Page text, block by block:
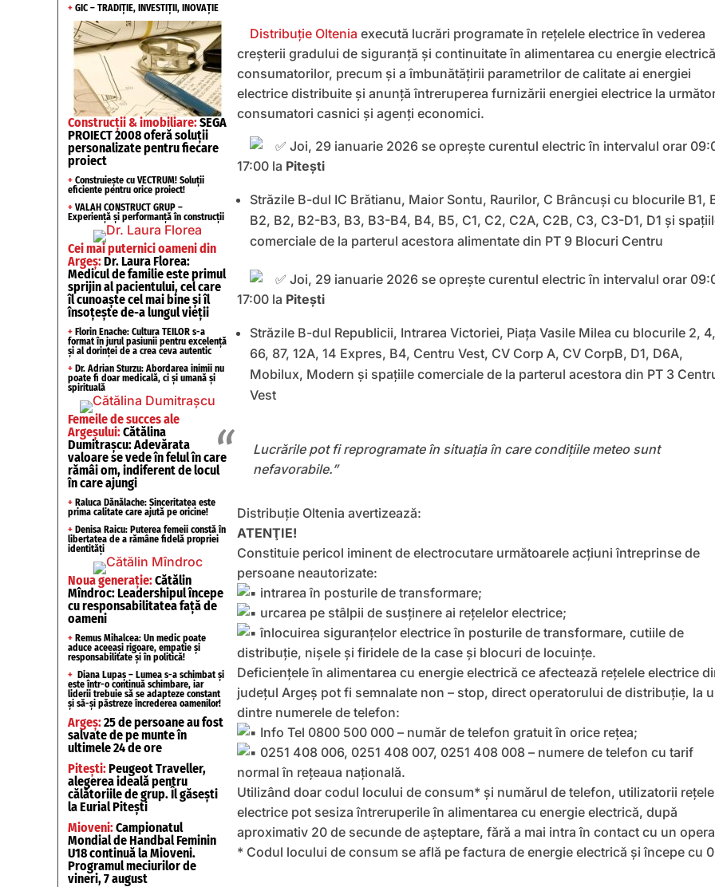
+ GIC – TRADIȚIE, INVESTIȚII, INOVAȚIE
Construcții & imobiliare:SEGA
PROIECT 2008 oferă soluții
personalizate pentru fiecare
proiect
+ Construiește cu VECTRUM! Soluții
eficiente pentru orice proiect!
+ VALAH CONSTRUCT GRUP –
Experiență și performanță în construcții
Cei mai puternici oameni din
Argeș:Dr. Laura Florea:
Medicul de familie este primul
sprijin al pacientului, cel care
îl cunoaște cel mai bine și îl
însoțește de-a lungul vieții
+ Florin Enache: Cultura TEILOR s-a
format în jurul pasiunii pentru excelență
și al dorinței de a crea ceva autentic
+ Dr. Adrian Sturzu: Abordarea inimii nu
poate fi doar medicală, ci și umană și
spirituală
Femeile de succes ale
Argeșului:Cătălina
Dumitrașcu: Adevărata
valoare se vede în felul în care
rămâi om, indiferent de locul
în care ajungi
+ Raluca Dănălache: Sinceritatea este
prima calitate care ajută pe oricine!
+ Denisa Raicu: Puterea femeii constă în
libertatea de a rămâne fidelă propriei
identități
Noua generație:Cătălin
Mîndroc: Leadershipul începe
cu responsabilitatea față de
oameni
+ Remus Mihalcea: Un medic poate
aduce aceeași rigoare, empatie și
responsabilitate și în politică!
+ Diana Lupaș – Lumea s-a schimbat și
este într-o continuă schimbare, iar
liderii trebuie să se adapteze constant
și să-și păstreze încrederea oamenilor!
Argeș:25 de persoane au fost
salvate de pe munte în
ultimele 24 de ore
Pitești:Peugeot Traveller,
alegerea ideală pentru
călătoriile de grup. Îl găsești
la Eurial Pitești
Mioveni:Campionatul
Mondial de Handbal Feminin
U18 continuă la Mioveni.
Programul meciurilor de
vineri, 7 august
Distribuție Oltenia execută lucrări programate în rețelele electrice în vederea
creșterii gradului de siguranță și continuitate în alimentarea cu energie
consumatorilor, precum și a îmbunătățirii parametrilor de calitate ai energiei
electrice distribuite și anunță întreruperea furnizării energiei electrice la
consumatori casnici și agenți economici.
Joi, 29 ianuarie 2026 se oprește curentul electric în intervalul orar
17:00 la Pitești
Străzile B-dul IC Brătianu, Maior Sontu, Raurilor, C Brâncuși cu blocurile B1,
B2, B2, B2-B3, B3, B3-B4, B4, B5, C1, C2, C2A, C2B, C3, C3-D1, D1 și
comerciale de la parterul acestora alimentate din PT 9 Blocuri Centru
Joi, 29 ianuarie 2026 se oprește curentul electric în intervalul orar
17:00 la Pitești
Străzile B-dul Republicii, Intrarea Victoriei, Piața Vasile Milea cu blocurile 2, 4,
66, 87, 12A, 14 Expres, B4, Centru Vest, CV Corp A, CV CorpB, D1, D6A,
Mobilux, Modern și spațiile comerciale de la parterul acestora din PT 3
Vest
Lucrările pot fi reprogramate în situația în care condițiile meteo sunt
nefavorabile.”
Distribuţie Oltenia avertizează:
ATENŢIE!
Constituie pericol iminent de electrocutare următoarele acţiuni întreprinse de
persoane neautorizate:
intrarea în posturile de transformare;
urcarea pe stâlpii de susţinere ai reţelelor electrice;
înlocuirea siguranţelor electrice în posturile de transformare, cutiile de
distribuţie, nişele şi firidele de la case şi blocuri de locuinţe.
Deficiențele în alimentarea cu energie electrică ce afectează rețelele electrice
județul Argeș pot fi semnalate non – stop, direct operatorului de distribuție, la
dintre numerele de telefon:
Info Tel 0800 500 000 – număr de telefon gratuit în orice rețea;
0251 408 006, 0251 408 007, 0251 408 008 – numere de telefon cu tarif
normal în rețeaua națională.
Utilizând doar codul locului de consum* și numărul de telefon, utilizatorii
electrice pot sesiza întreruperile în alimentarea cu energie electrică, după
aproximativ 20 de secunde de așteptare, fără a mai intra în contact cu un
* Codul locului de consum se află pe factura de energie electrică şi începe cu